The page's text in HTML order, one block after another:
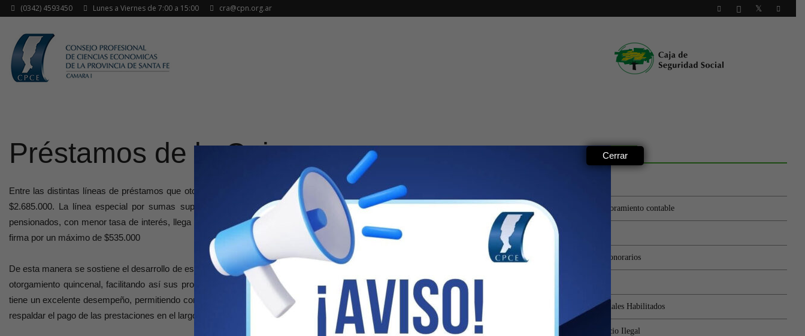
(0342) 4593450 Lunes a Viernes de 7:00 a 15:00 cra@cpn.org.ar
Préstamos de la Caja
Entre las distintas líneas de préstamos que otorga la Caja encontramos la más antigua para los afiliados activos cuyo monto es
$2.685.000. La línea especial por sumas superiores tiene ahora un monto máximo de $5.375.000. La línea para jubilados y
pensionados, con menor tasa de interés, llega hasta un monto equivalente a 250 módulos. También contamos con la línea a solo
firma por un máximo de $535.000
De esta manera se sostiene el desarrollo de este servicio valorado muy positivamente por los afiliados, simplicidad en la gestión y
otorgamiento quincenal, facilitando así sus proyectos profesionales y personales. La cobrabilidad de estas líneas de préstamos
tiene un excelente desempeño, permitiendo conjugar las exigencias principales que guían la gestión de fondos previsionales para
respaldar el pago de las prestaciones en el largo plazo: rendimientos satisfactorios con inversiones seguras.
ACCESOS RÁPIDOS
Servicio de Asesoramiento contable
Medios de pago
Calculador de Honorarios
Buscar Profesionales Habilitados
Denuncia Ejercicio Ilegal
Cerrar